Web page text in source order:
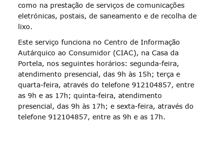
como na prestação de serviços de comunicações
eletrónicas, postais, de saneamento e de recolha de
lixo.
Este serviço funciona no Centro de Informação
Autárquico ao Consumidor (CIAC), na Casa da
Portela, nos seguintes horários: segunda-feira,
atendimento presencial, das 9h às 15h; terça e
quarta-feira, através do telefone 912104857, entre
as 9h e as 17h; quinta-feira, atendimento
presencial, das 9h às 17h; e sexta-feira, através do
telefone 912104857, entre as 9h e as 17h.